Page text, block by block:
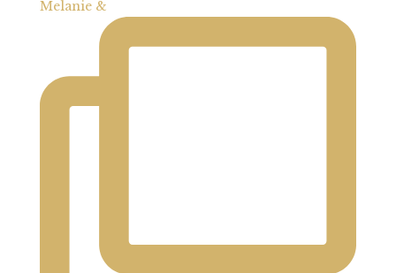
Melanie &